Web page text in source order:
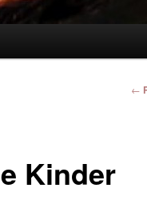
←
Kinder